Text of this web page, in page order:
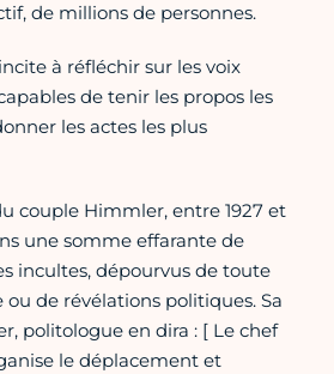
de millions de personnes.
à réfléchir sur les voix
de tenir les propos les
les actes les plus
couple Himmler, entre 1927 et
une somme effarante de
incultes, dépourvus de toute
de révélations politiques. Sa
politologue en dira : [ Le chef
le déplacement et